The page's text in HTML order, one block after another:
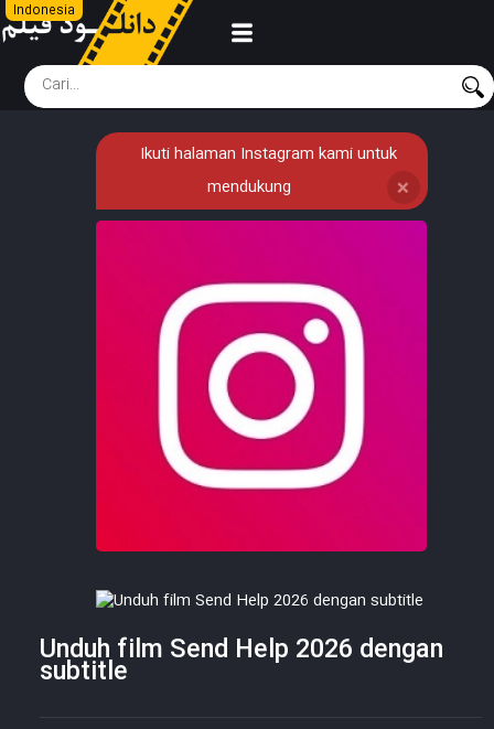
Indonesia
Ikuti halaman Instagram kami untuk
mendukung
❌
Unduh film Send Help 2026 dengan
subtitle